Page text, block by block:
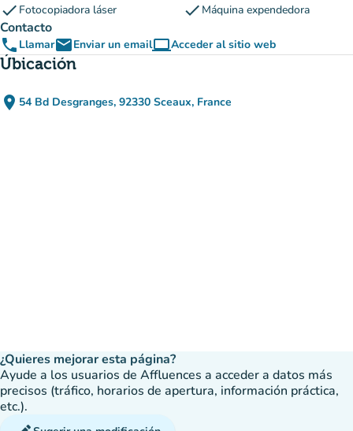
check Fotocopiadora láser check Máquina expendedora
Contacto
phone LlamaremailEnviar un emailcomputerAcceder al sitio web
(nueva pestaña)
Úbicación
place 54 Bd Desgranges, 92330 Sceaux, France
(abrir en Google Maps)
(nueva pestaña)
¿Quieres mejorar esta página?
Ayude a los usuarios de Affluences a acceder a datos más
precisos (tráfico, horarios de apertura, información práctica,
etc.).